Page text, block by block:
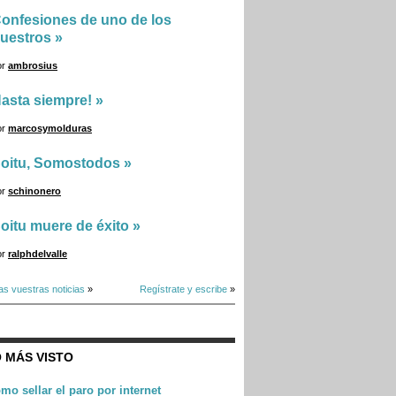
de uno de los
»
ambrosius
siempre! »
marcosymolduras
Somostodos »
schinonero
muere de éxito »
ralphdelvalle
vuestras noticias » Regístrate y escribe »
MÁS VISTO
sellar el paro por internet